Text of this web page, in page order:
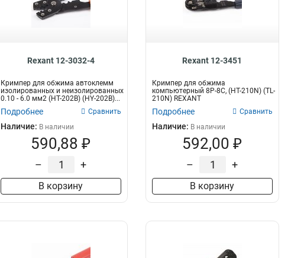
Rexant 12-3032-4
Кримпер для обжима автоклемм
изолированных и неизолированных
0.10 - 6.0 мм2 (HT-202B) (HY-202B)...
Подробнее Сравнить
Наличие: В наличии
590,88 ₽
– +
В корзину
Rexant 12-3451
Кримпер для обжима
компьютерный 8P-8C, (HT-210N) (TL-
210N) REXANT
Подробнее Сравнить
Наличие: В наличии
592,00 ₽
– +
В корзину